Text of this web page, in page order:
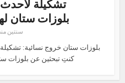
بلوزات ستان
سنتين
بلوزات ستان خروج نسائية: تشكيلة
كنتِ تبحثين عن بلوزات